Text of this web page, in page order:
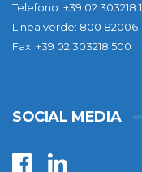
Telefono: +39 02 303218.1
Linea verde: 800 820061
Fax: +39 02 303218.500
SOCIAL MEDIA